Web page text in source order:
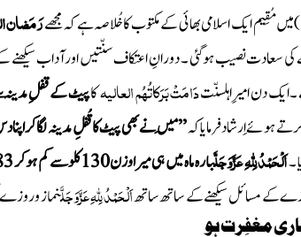
میں مُقِیم ایک اسلامی بھائی کے مکتوب کاخُلاصہ ہے کہ مجھےرَمَضان
سعادت نصیب ہوگئی ۔ دورانِ اعتکاف سنّتیں اورآداب سیکھنے
ایک دن امیرِاہلسنّتدَامَتْ بَرَکاتُہُم العالیہکاپیٹ کے قفلِ مدینہ
ہوئے اِرشادفرمایاکہ’’مَیں نے بھی پیٹ کا قُفلِ مدینہ
۔اَلْحَمْدُلِلّٰہِعَزَّوَجَلَّبارہ ماہ میں ہی میراوزن130کلوسے کم ہوکر
کے مسائل سیکھنے کے ساتھ ساتھاَلْحَمْدُلِلّٰہِعَزَّوَجَلَّنماز و
مغفِرت ہو